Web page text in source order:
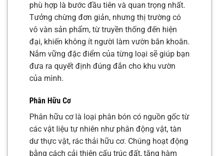
phù hợp là bước đầu tiên và quan trọng nhất.
Tưởng chừng đơn giản, nhưng thị trường có
vô vàn sản phẩm, từ truyền thống đến hiện
đại, khiến không ít người làm vườn băn khoăn.
Nắm vững đặc điểm của từng loại sẽ giúp bạn
đưa ra quyết định đúng đắn cho khu vườn
của mình.
Phân Hữu Cơ
Phân hữu cơ là loại phân bón có nguồn gốc từ
các vật liệu tự nhiên như phân động vật, tàn
dư thực vật, rác thải hữu cơ. Chúng hoạt động
bằng cách cải thiện cấu trúc đất, tăng hàm